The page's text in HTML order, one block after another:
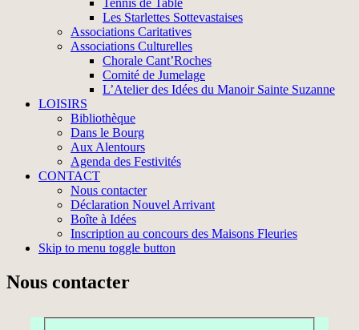
Tennis de Table
Les Starlettes Sottevastaises
Associations Caritatives
Associations Culturelles
Chorale Cant’Roches
Comité de Jumelage
L’Atelier des Idées du Manoir Sainte Suzanne
LOISIRS
Bibliothèque
Dans le Bourg
Aux Alentours
Agenda des Festivités
CONTACT
Nous contacter
Déclaration Nouvel Arrivant
Boîte à Idées
Inscription au concours des Maisons Fleuries
Skip to menu toggle button
Nous contacter